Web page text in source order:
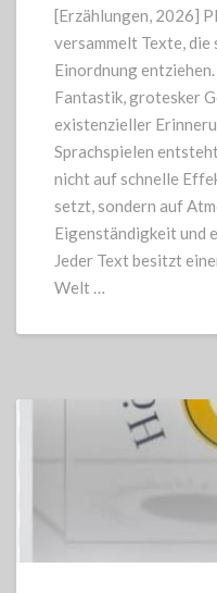
[Erzählungen, 2026]
versammelt Texte, die
Einordnung
Fantastik, grotesker
existenzieller
Sprachspielen
nicht auf schnelle
setzt, sondern auf
Eigenständigkeit und
Jeder Text besitzt
Welt …